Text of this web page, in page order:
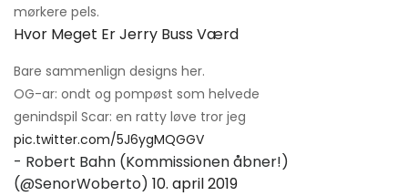
mørkere pels.
Hvor Meget Er Jerry Buss Værd
Bare sammenlign designs her.
OG-ar: ondt og pompøst som helvede
genindspil Scar: en ratty løve tror jeg
pic.twitter.com/5J6ygMQGGV
- Robert Bahn (Kommissionen åbner!)
(@SenorWoberto) 10. april 2019